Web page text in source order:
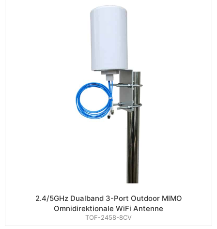
2.4/5GHz Dualband 3-Port Outdoor MIMO
Omnidirektionale WiFi Antenne
TOF-2458-8CV